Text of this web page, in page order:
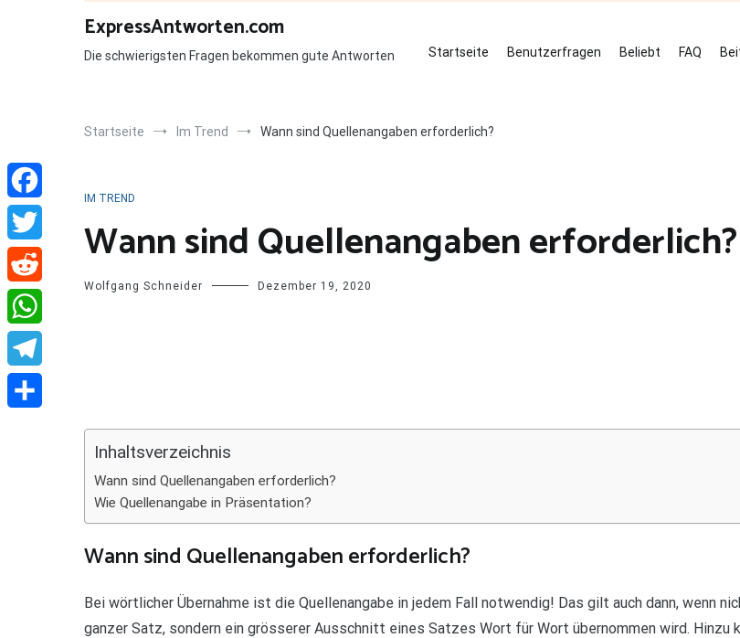
ExpressAntworten.com
Die schwierigsten Fragen bekommen gute Antworten Startseite Benutzerfragen Beliebt FAQ
Startseite Im Trend Wann sind Quellenangaben erforderlich?
IM TREND
Wann sind Quellenangaben erforderlich?
Wolfgang Schneider Dezember 19, 2020
Inhaltsverzeichnis
Wann sind Quellenangaben erforderlich?
Wie Quellenangabe in Präsentation?
Wann sind Quellenangaben erforderlich?
Bei wörtlicher Übernahme ist die Quellenangabe in jedem Fall notwendig! Das gilt auch dann, wenn
ganzer Satz, sondern ein grösserer Ausschnitt eines Satzes Wort für Wort übernommen wird. Hinzu
Facebook
Twitter
Reddit
WhatsApp
Telegram